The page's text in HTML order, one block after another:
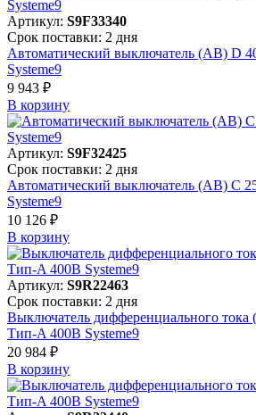
Артикул: S9F33340
Срок поставки: 2 дня
Автоматический выключатель (АВ) D
Systeme9
9 943 ₽
В корзинy
Артикул: S9F32425
Срок поставки: 2 дня
Автоматический выключатель (АВ) C
Systeme9
10 126 ₽
В корзинy
Артикул: S9R22463
Срок поставки: 2 дня
Выключатель дифференциального
Тип-A 400В Systeme9
20 984 ₽
В корзинy